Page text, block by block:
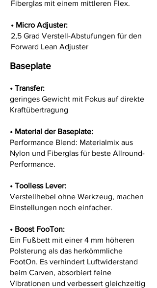
Fiberglas mit einem mittleren Flex.
• Micro Adjuster:
2,5 Grad Verstell-Abstufungen für den
Forward Lean Adjuster
Baseplate
• Transfer:
geringes Gewicht mit Fokus auf direkte
Kraftübertragung
• Material der Baseplate:
Performance Blend: Materialmix aus
Nylon und Fiberglas für beste Allround-
Performance.
• Toolless Lever:
Verstellhebel ohne Werkzeug, machen
Einstellungen noch einfacher.
• Boost FooTon:
Ein Fußbett mit einer 4 mm höheren
Polsterung als das herkömmliche
FootOn. Es verhindert Luftwiderstand
beim Carven, absorbiert feine
Vibrationen und verbessert gleichzeitig